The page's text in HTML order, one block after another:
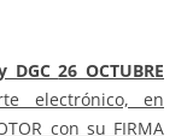
y DGC26 OCTUBRE
electrónico, en
con su FIRMA